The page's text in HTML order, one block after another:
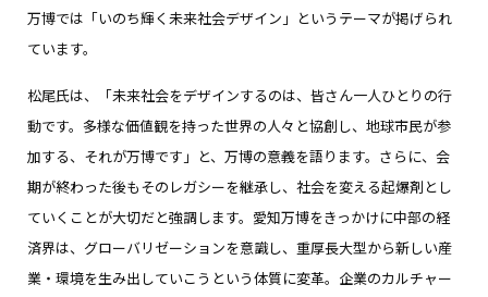
万博では「いのち輝く未来社会デザイン」というテーマが掲げられ
ています。
松尾氏は、「未来社会をデザインするのは、皆さん一人ひとりの行
動です。多様な価値観を持った世界の人々と協創し、地球市民が参
加する、それが万博です」と、万博の意義を語ります。さらに、会
期が終わった後もそのレガシーを継承し、社会を変える起爆剤とし
ていくことが大切だと強調します。愛知万博をきっかけに中部の経
済界は、グローバリゼーションを意識し、重厚長大型から新しい産
業・環境を生み出していこうという体質に変革。企業のカルチャー